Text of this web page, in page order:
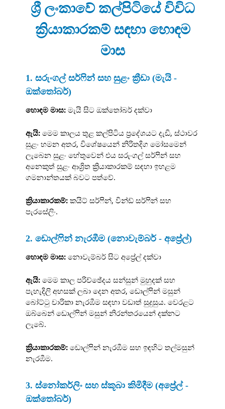
ශ්‍රී ලංකාවේ කල්පිටියේ විවිධ
ක්‍රියාකාරකම් සඳහා හොඳම
මාස
1. සරුංගල් සර්ෆින් සහ සුළං ක්‍රීඩා (මැයි -
ඔක්තෝබර්)
හොඳම මාස: මැයි සිට ඔක්තෝබර් දක්වා
ඇයි: මෙම කාලය තුළ කල්පිටිය ප්‍රදේශයට දැඩි, ස්ථාවර
සුළං හමන අතර, විශේෂයෙන් නිරිතදිග මෝසමෙන්
ලැබෙන සුළං හේතුවෙන් එය සරුංගල් සර්ෆින් සහ
අනෙකුත් සුළං ආශ්‍රිත ක්‍රියාකාරකම් සඳහා ඉහළම
ගමනාන්තයක් බවට පත්වේ.
ක්‍රියාකාරකම්: කයිට් සර්ෆින්, වින්ඩ් සර්ෆින් සහ
පැරසේලිං.
2. ඩොල්ෆින් නැරඹීම (නොවැම්බර් - අප්‍රේල්)
හොඳම මාස: නොවැම්බර් සිට අප්‍රේල් දක්වා
ඇයි: මෙම කාල පරිච්ඡේදය සන්සුන් මුහුදක් සහ
පැහැදිලි අහසක් ලබා දෙන අතර, ඩොල්ෆින් මසුන්
බෝට්ටු චාරිකා නැරඹීම සඳහා වඩාත් සුදුසුය. වෙරළට
ඔබ්බෙන් ඩොල්ෆින් මසුන් නිරන්තරයෙන් දක්නට
ලැබේ.
ක්‍රියාකාරකම්: ඩොල්ෆින් නැරඹීම සහ ඉඳහිට තල්මසුන්
නැරඹීම.
3. ස්නෝකර්ලිං සහ ස්කූබා කිමිදීම (අප්‍රේල් -
ඔක්තෝබර්)